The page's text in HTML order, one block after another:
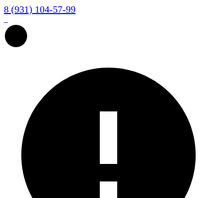
8 (931) 104-57-99